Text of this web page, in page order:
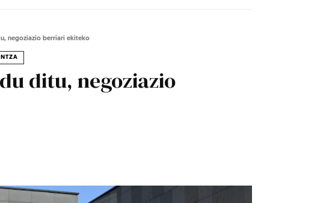
negoziazio berriari ekiteko
ditu, negoziazio